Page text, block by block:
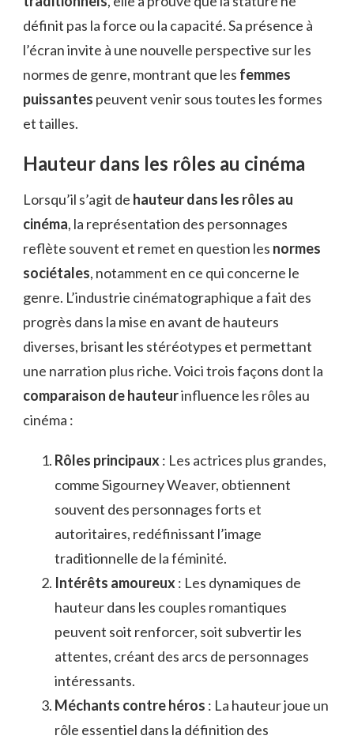
définit pas la force ou la capacité. Sa présence à
l’écran invite à une nouvelle perspective sur les
normes de genre, montrant que les femmes
puissantes peuvent venir sous toutes les formes
et tailles.
Hauteur dans les rôles au cinéma
Lorsqu’il s’agit de hauteur dans les rôles au
cinéma, la représentation des personnages
reflète souvent et remet en question les normes
sociétales, notamment en ce qui concerne le
genre. L’industrie cinématographique a fait des
progrès dans la mise en avant de hauteurs
diverses, brisant les stéréotypes et permettant
une narration plus riche. Voici trois façons dont la
comparaison de hauteurinfluence les rôles au
cinéma :
Rôles principaux: Les actrices plus grandes,
comme Sigourney Weaver, obtiennent
souvent des personnages forts et
autoritaires, redéfinissant l’image
traditionnelle de la féminité.
Intérêts amoureux: Les dynamiques de
hauteur dans les couples romantiques
peuvent soit renforcer, soit subvertir les
attentes, créant des arcs de personnages
intéressants.
Méchants contre héros : La hauteur joue un
rôle essentiel dans la définition des